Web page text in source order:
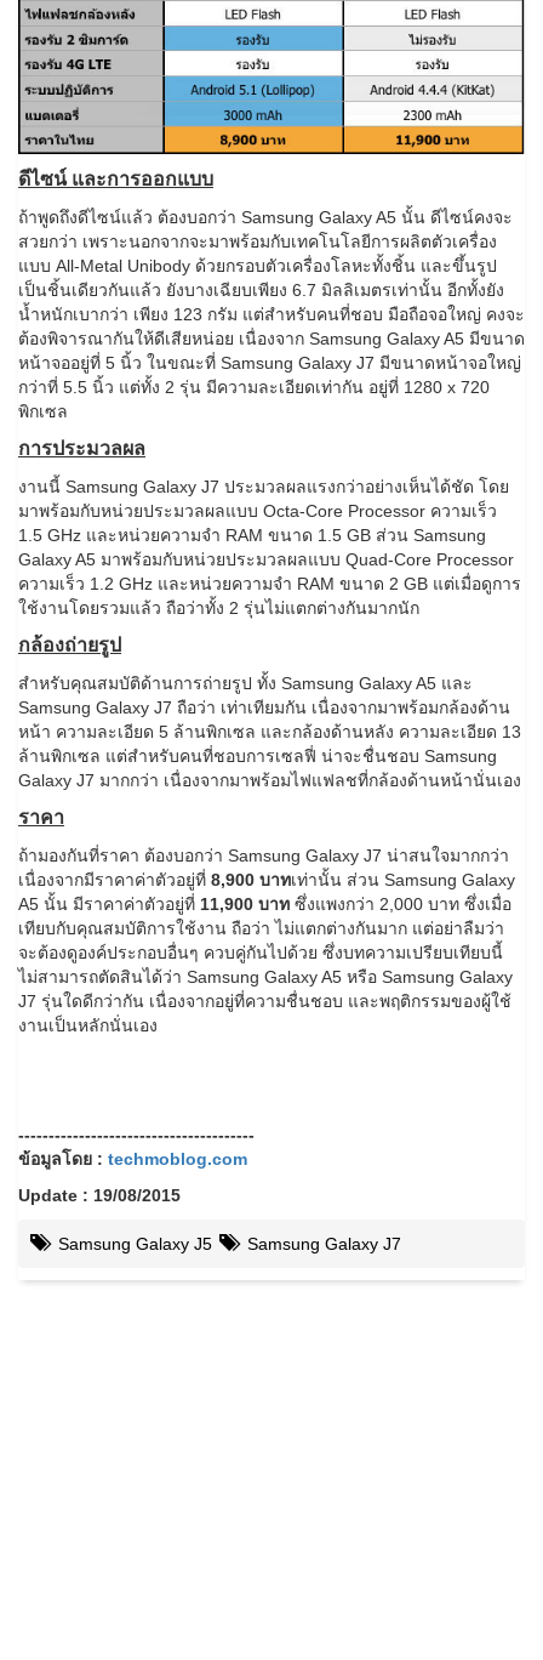
ดีไซน์ และการออกแบบ
ถ้าพูดถึงดีไซน์แล้ว ต้องบอกว่า Samsung Galaxy A5 นั้น ดีไซน์คงจะ
สวยกว่า เพราะนอกจากจะมาพร้อมกับเทคโนโลยีการผลิตตัวเครื่อง
แบบ All-Metal Unibody ด้วยกรอบตัวเครื่องโลหะทั้งชิ้น และขึ้นรูป
เป็นชิ้นเดียวกันแล้ว ยังบางเฉียบเพียง 6.7 มิลลิเมตรเท่านั้น อีกทั้งยัง
น้ำหนักเบากว่า เพียง 123 กรัม แต่สำหรับคนที่ชอบ มือถือจอใหญ่ คงจะ
ต้องพิจารณากันให้ดีเสียหน่อย เนื่องจาก Samsung Galaxy A5 มีขนาด
หน้าจออยู่ที่ 5 นิ้ว ในขณะที่ Samsung Galaxy J7 มีขนาดหน้าจอใหญ่
กว่าที่ 5.5 นิ้ว แต่ทั้ง 2 รุ่น มีความละเอียดเท่ากัน อยู่ที่ 1280 x 720
พิกเซล
การประมวลผล
งานนี้ Samsung Galaxy J7 ประมวลผลแรงกว่าอย่างเห็นได้ชัด โดย
มาพร้อมกับหน่วยประมวลผลแบบ Octa-Core Processor ความเร็ว
1.5 GHz และหน่วยความจำ RAM ขนาด 1.5 GB ส่วน Samsung
Galaxy A5 มาพร้อมกับหน่วยประมวลผลแบบ Quad-Core Processor
ความเร็ว 1.2 GHz และหน่วยความจำ RAM ขนาด 2 GB แต่เมื่อดูการ
ใช้งานโดยรวมแล้ว ถือว่าทั้ง 2 รุ่นไม่แตกต่างกันมากนัก
กล้องถ่ายรูป
สำหรับคุณสมบัติด้านการถ่ายรูป ทั้ง Samsung Galaxy A5 และ
Samsung Galaxy J7 ถือว่า เท่าเทียมกัน เนื่องจากมาพร้อมกล้องด้าน
หน้า ความละเอียด 5 ล้านพิกเซล และกล้องด้านหลัง ความละเอียด 13
ล้านพิกเซล แต่สำหรับคนที่ชอบการเซลฟี่ น่าจะชื่นชอบ Samsung
Galaxy J7 มากกว่า เนื่องจากมาพร้อมไฟแฟลชที่กล้องด้านหน้านั่นเอง
ราคา
ถ้ามองกันที่ราคา ต้องบอกว่า Samsung Galaxy J7 น่าสนใจมากกว่า
เนื่องจากมีราคาค่าตัวอยู่ที่ 8,900 บาทเท่านั้น ส่วน Samsung Galaxy
A5 นั้น มีราคาค่าตัวอยู่ที่ 11,900 บาท ซึ่งแพงกว่า 2,000 บาท ซึ่งเมื่อ
เทียบกับคุณสมบัติการใช้งาน ถือว่า ไม่แตกต่างกันมาก แต่อย่าลืมว่า
จะต้องดูองค์ประกอบอื่นๆ ควบคู่กันไปด้วย ซึ่งบทความเปรียบเทียบนี้
ไม่สามารถตัดสินได้ว่า Samsung Galaxy A5 หรือ Samsung Galaxy
J7 รุ่นใดดีกว่ากัน เนื่องจากอยู่ที่ความชื่นชอบ และพฤติกรรมของผู้ใช้
งานเป็นหลักนั่นเอง
---------------------------------------
ข้อมูลโดย : techmoblog.com
Update : 19/08/2015
Samsung Galaxy J5 Samsung Galaxy J7